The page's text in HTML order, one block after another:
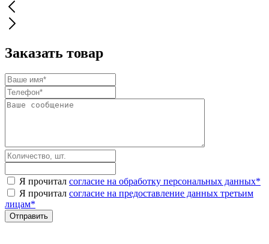
Заказать товар
Я прочитал согласие на обработку персональных данных*
Я прочитал согласие на предоставление данных третьим
лицам*